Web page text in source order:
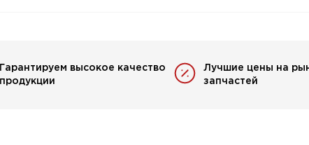
Гарантируем высокое качество
продукции
Лучшие цены на
запчастей